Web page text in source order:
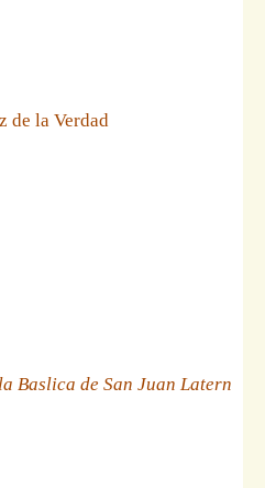
de la Verdad
Baslica de San Juan Latern